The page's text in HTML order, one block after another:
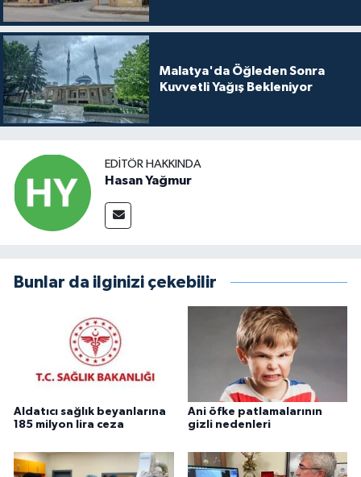
Malatya'da Öğleden Sonra
Kuvvetli Yağış Bekleniyor
EDITÖR HAKKINDA
Hasan Yağmur
Bunlar da ilginizi çekebilir
Aldatıcı sağlık beyanlarına
185 milyon lira ceza
Ani öfke patlamalarının
gizli nedenleri